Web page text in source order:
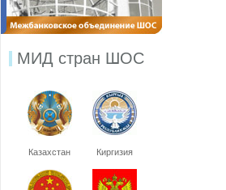
МИД стран ШОС
Казахстан Киргизия